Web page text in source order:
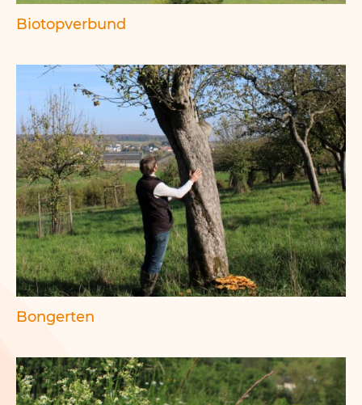
Biotopverbund
Bongerten